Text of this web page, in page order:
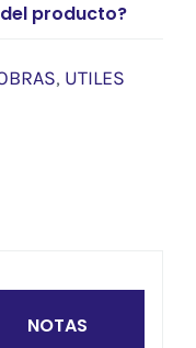
producto?
, UTILES
NOTAS